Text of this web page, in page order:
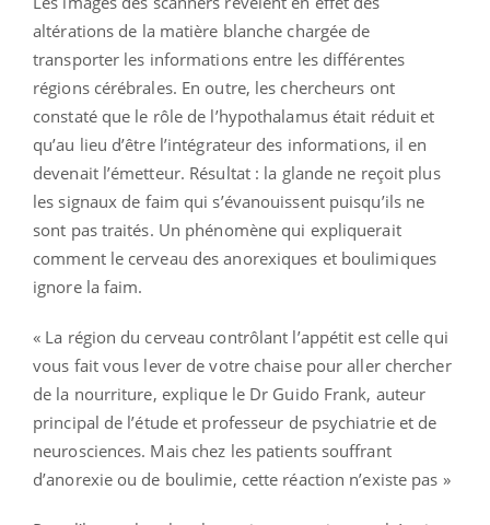
altérations de la matière blanche chargée de
transporter les informations entre les différentes
régions cérébrales. En outre, les chercheurs ont
constaté que le rôle de l’hypothalamus était réduit et
qu’au lieu d’être l’intégrateur des informations, il en
devenait l’émetteur. Résultat : la glande ne reçoit plus
les signaux de faim qui s’évanouissent puisqu’ils ne
sont pas traités. Un phénomène qui expliquerait
comment le cerveau des anorexiques et boulimiques
ignore la faim.
« La région du cerveau contrôlant l’appétit est celle qui
vous fait vous lever de votre chaise pour aller chercher
de la nourriture, explique le Dr Guido Frank, auteur
principal de l’étude et professeur de psychiatrie et de
neurosciences. Mais chez les patients souffrant
d’anorexie ou de boulimie, cette réaction n’existe pas »